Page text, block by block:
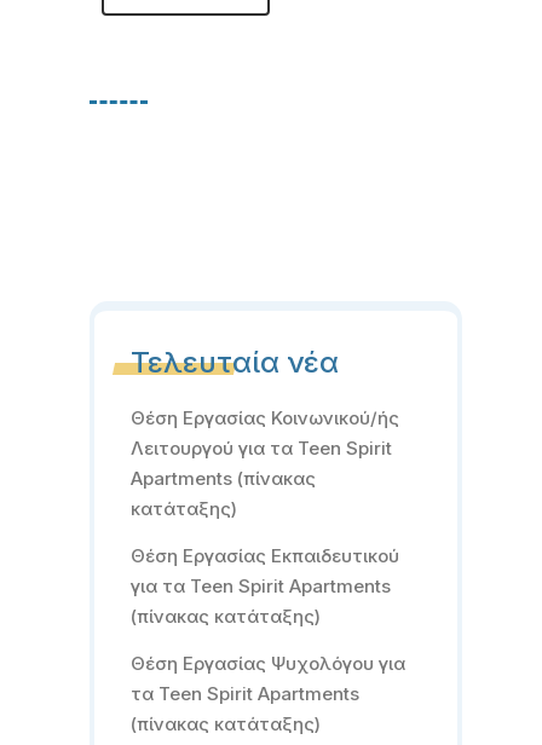
Τελευταία νέα
Θέση Εργασίας Κοινωνικού/ής
Λειτουργού για τα Teen Spirit
Apartments (πίνακας
κατάταξης)
Θέση Εργασίας Εκπαιδευτικού
για τα Teen Spirit Apartments
(πίνακας κατάταξης)
Θέση Εργασίας Ψυχολόγου για
τα Teen Spirit Apartments
(πίνακας κατάταξης)